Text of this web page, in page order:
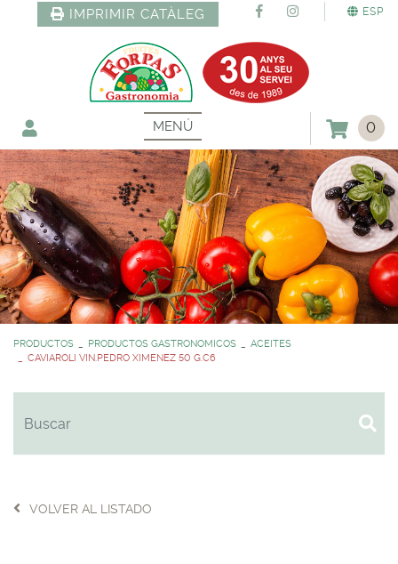
ESP
IMPRIMIR CATÀLEG
MENÚ 0
PRODUCTOS PRODUCTOS GASTRONOMICOS
ACEITES
CAVIAROLI VIN.PEDRO XIMENEZ 50 G.C6
VOLVER AL LISTADO